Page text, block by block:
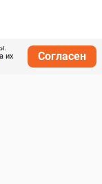
их
Согласен